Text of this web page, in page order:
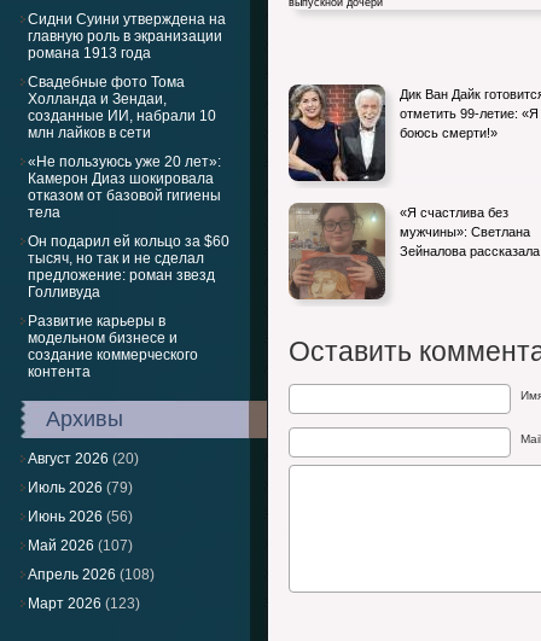
Сидни Суини утверждена на
главную роль в экранизации
романа 1913 года
Свадебные фото Тома
Холланда и Зендаи,
созданные ИИ, набрали 10
млн лайков в сети
«Не пользуюсь уже 20 лет»:
Камерон Диаз шокировала
отказом от базовой гигиены
тела
Он подарил ей кольцо за $60
тысяч, но так и не сделал
предложение: роман звезд
Голливуда
Развитие карьеры в
модельном бизнесе и
создание коммерческого
контента
Архивы
Август 2026 (20)
Июль 2026 (79)
Июнь 2026 (56)
Май 2026 (107)
Апрель 2026 (108)
Март 2026 (123)
После перелома ноги: Екатерина
бывшим мужем Гелой Месхи
Дик Ван Дайк
отметить 99-летие: «Я
боюсь смерти!»
«Я счастлива без
мужчины»: Светлана
Зейналова
Оставить